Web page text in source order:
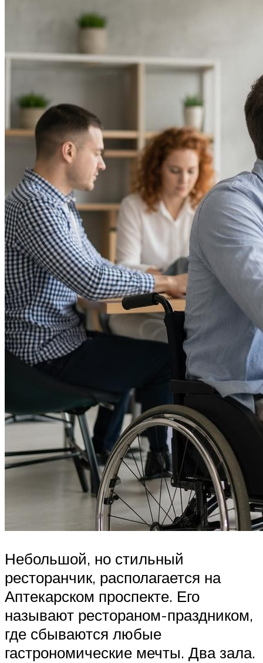
Небольшой, но стильный
ресторанчик, располагается на
Аптекарском проспекте. Его
называют рестораном-праздником,
где сбываются любые
гастрономические мечты. Два зала.